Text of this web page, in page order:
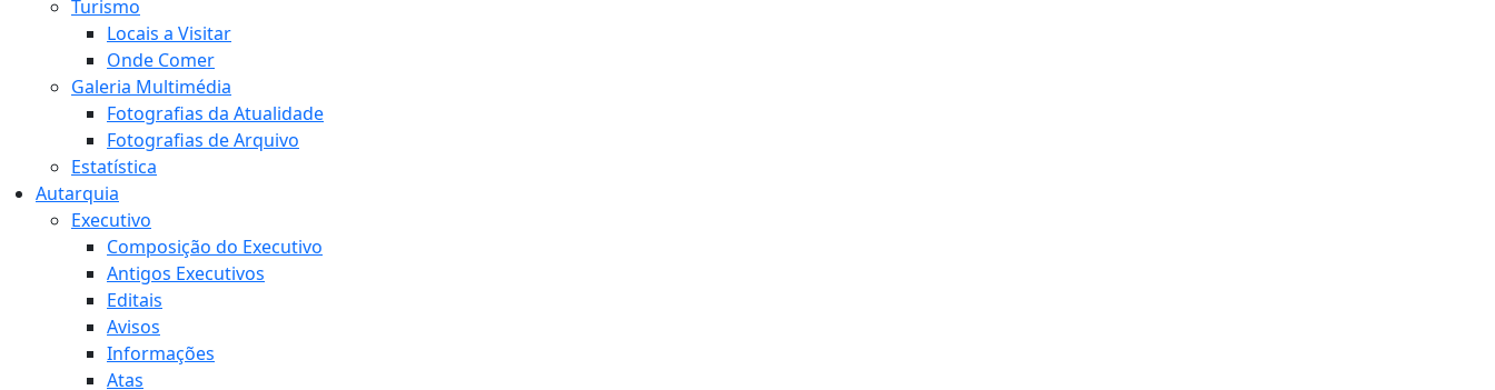
Turismo
Locais a Visitar
Onde Comer
Galeria Multimédia
Fotografias da Atualidade
Fotografias de Arquivo
Estatística
Autarquia
Executivo
Composição do Executivo
Antigos Executivos
Editais
Avisos
Informações
Atas